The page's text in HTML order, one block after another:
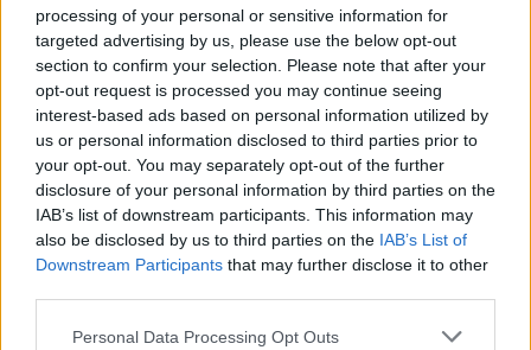
processing of your personal or sensitive information for
targeted advertising by us, please use the below opt-out
section to confirm your selection. Please note that after your
opt-out request is processed you may continue seeing
interest-based ads based on personal information utilized by
us or personal information disclosed to third parties prior to
your opt-out. You may separately opt-out of the further
disclosure of your personal information by third parties on the
IAB’s list of downstream participants. This information may
also be disclosed by us to third parties on the IAB’s List of
Downstream Participants that may further disclose it to other
Personal Data Processing Opt Outs
Regione: Valle d'Aosta